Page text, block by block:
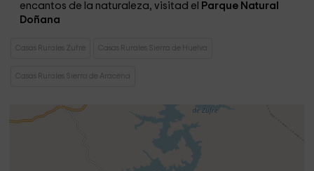
encantos de la naturaleza, visitad el
Parque Natural
Doñana
Casas Rurales Zufre Casas Rurales Sierra de Huelva
Casas Rurales Sierra de Aracena